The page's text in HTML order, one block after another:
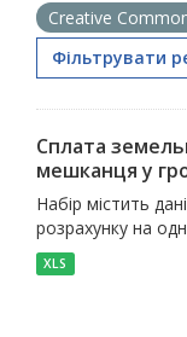
Creative
Фільтрувати
Сплата
мешканця у
Набір містить
розрахунку на
XLS